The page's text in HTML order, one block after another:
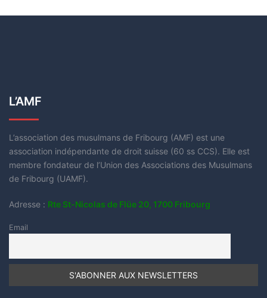
L’AMF
L’association des musulmans de Fribourg (AMF) est une
association indépendante de droit suisse (60 ss CCS). Elle est
membre fondateur de l’Union des Associations des Musulmans
de Fribourg (UAMF).
Adresse : Rte St-Nicolas de Flüe 20, 1700 Fribourg
Email